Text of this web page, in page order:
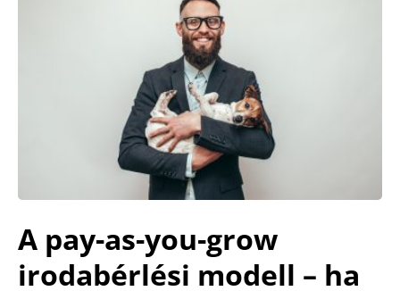
A pay-as-you-grow
irodabérlési modell – ha